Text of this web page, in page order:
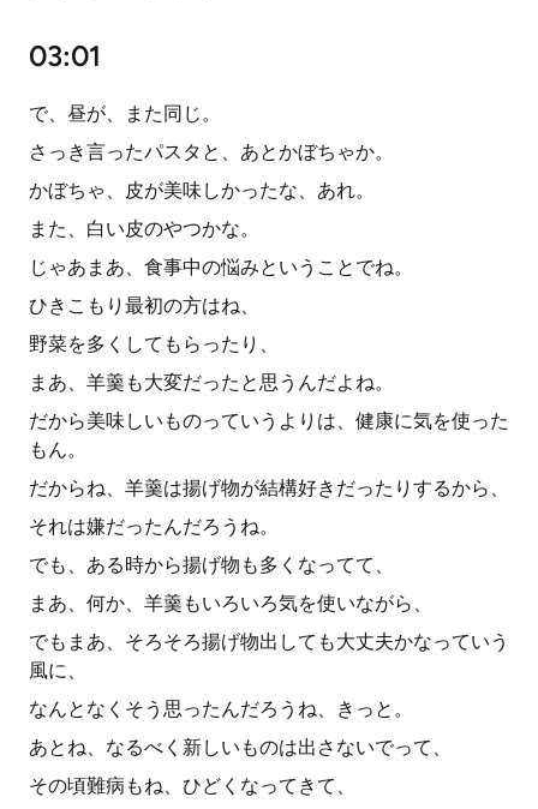
03:01
で、昼が、また同じ。
さっき言ったパスタと、あとかぼちゃか。
かぼちゃ、皮が美味しかったな、あれ。
また、白い皮のやつかな。
じゃあまあ、食事中の悩みということでね。
ひきこもり最初の方はね、
野菜を多くしてもらったり、
まあ、羊羹も大変だったと思うんだよね。
だから美味しいものっていうよりは、健康に気を使った
もん。
だからね、羊羹は揚げ物が結構好きだったりするから、
それは嫌だったんだろうね。
でも、ある時から揚げ物も多くなってて、
まあ、何か、羊羹もいろいろ気を使いながら、
でもまあ、そろそろ揚げ物出しても大丈夫かなっていう
風に、
なんとなくそう思ったんだろうね、きっと。
あとね、なるべく新しいものは出さないでって、
その頃難病もね、ひどくなってきて、